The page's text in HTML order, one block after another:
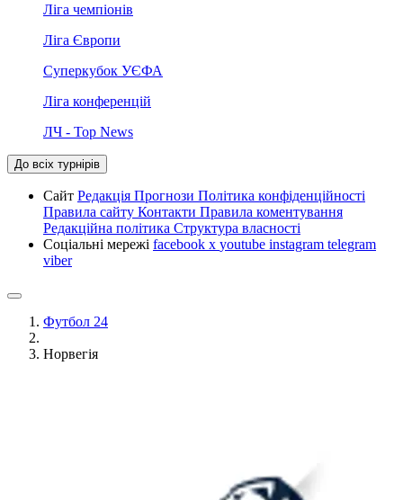
Ліга чемпіонів
Ліга Європи
Суперкубок УЄФА
Ліга конференцій
ЛЧ - Top News
До всіх турнірів
Сайт Редакція Прогнози Політика конфіденційності
Правила сайту Контакти Правила коментування
Редакційна політика Структура власності
Соціальні мережі facebook x youtube instagram telegram
viber
Футбол 24
Норвегія